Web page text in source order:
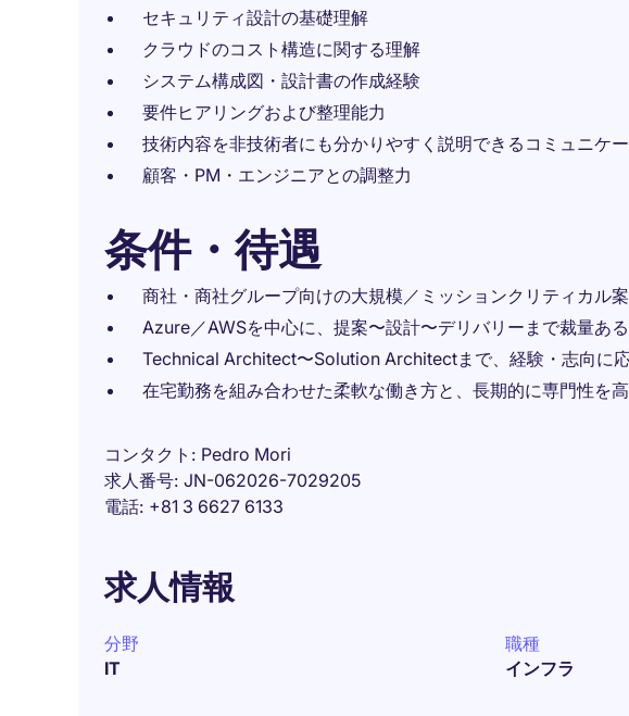
セキュリティ設計の基礎理解
クラウドのコスト構造に関する理解
システム構成図・設計書の作成経験
要件ヒアリングおよび整理能力
技術内容を非技術者にも分かりやすく説明できるコミュニケ
顧客・PM・エンジニアとの調整力
条件・待遇
商社・商社グループ向けの大規模／ミッションクリティカル
Azure／AWSを中心に、提案〜設計〜デリバリーまで裁量あ
Technical Architect〜Solution Architectまで、経験・志向に
在宅勤務を組み合わせた柔軟な働き方と、長期的に専門性を
コンタクト
Pedro Mori
求人番号 JN-062026-7029205
電話 +81 3 6627 6133
求人情報
分野
IT
職種
インフラ